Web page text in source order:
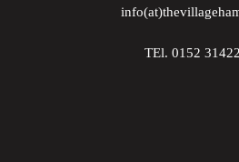
TEl. 0152